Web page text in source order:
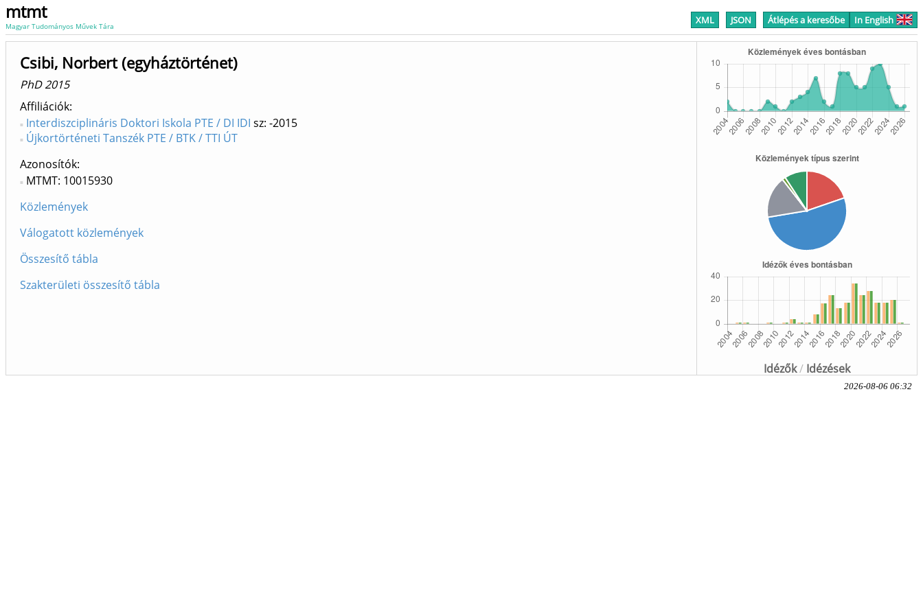
mtmt
Magyar Tudományos Művek Tára XML JSON Átlépés a keresőbe In English
Idézők/ Idézések
Csibi, Norbert (egyháztörténet)
PhD 2015
Affiliációk
Interdiszciplináris Doktori Iskola PTE / DI IDI sz: -2015
Újkortörténeti Tanszék PTE / BTK / TTI ÚT
Azonosítók
MTMT: 10015930
Közlemények
Válogatott közlemények
Összesítő tábla
Szakterületi összesítő tábla
2026-08-06 06:32